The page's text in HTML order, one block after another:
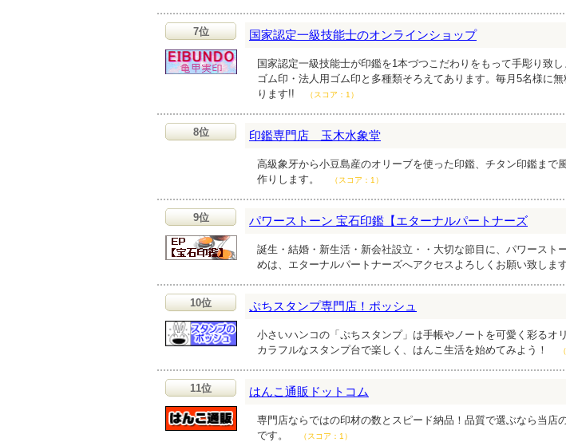
7位 国家認定一級技能士のオンラインショップ
国家認定一級技能士が印鑑を1本づつこだわりをもって手彫り致
ゴム印・法人用ゴム印と多種類そろえてあります。毎月5名様に
ります!!
（スコア：1）
8位 印鑑専門店 玉木水象堂
高級象牙から小豆島産のオリーブを使った印鑑、チタン印鑑まで
作りします。
（スコア：1）
9位 パワーストーン 宝石印鑑【エターナルパートナーズ
誕生・結婚・新生活・新会社設立・・大切な節目に、パワースト
めは、エターナルパートナーズへアクセスよろしくお願い致しま
10位 ぷちスタンプ専門店！ポッシュ
小さいハンコの「ぷちスタンプ」は手帳やノートを可愛く彩るオ
カラフルなスタンプ台で楽しく、はんこ生活を始めてみよう！
11位 はんこ通販ドットコム
専門店ならではの印材の数とスピード納品！品質で選ぶなら当店
です。
（スコア：1）